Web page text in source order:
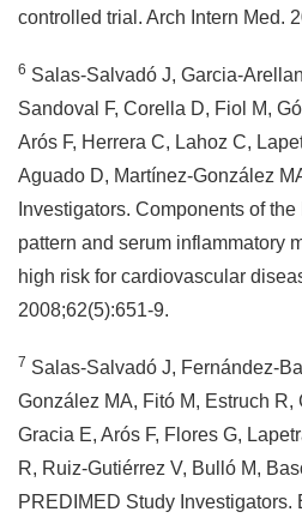
controlled trial. Arch Intern Med.
6 Salas-Salvadó J, Garcia-
Sandoval F, Corella D, Fiol M,
Arós F, Herrera C, Lahoz C,
Aguado D, Martínez-González
Investigators. Components of
pattern and serum inflammatory
high risk for cardiovascular
2008;62(5):651-9.
7 Salas-Salvadó J, Fernández-
González MA, Fitó M, Estruch
Gracia E, Arós F, Flores G,
R, Ruiz-Gutiérrez V, Bulló M,
PREDIMED Study Investigators.